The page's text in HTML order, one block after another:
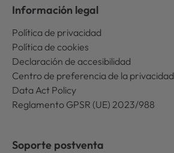
Información legal
Política de privacidad
Política de cookies
Declaración de accesibilidad
Centro de preferencia de la privacidad
Data Act Policy
Reglamento GPSR (UE) 2023/988
Soporte postventa